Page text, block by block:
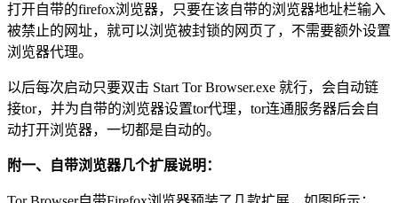
打开自带的firefox浏览器，只要在该自带的浏览器地址栏输入
被禁止的网址，就可以浏览被封锁的网页了，不需要额外设置
浏览器代理。
以后每次启动只要双击 Start Tor Browser.exe 就行，会自动链
接tor，并为自带的浏览器设置tor代理，tor连通服务器后会自
动打开浏览器，一切都是自动的。
附一、自带浏览器几个扩展说明：